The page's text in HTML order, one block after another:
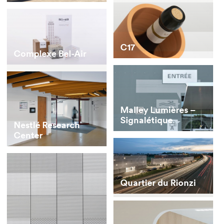
C17
Complexe Bel-Air
Malley Lumières –
Signalétique
Nestlé Research
Center
Quartier du Rionzi